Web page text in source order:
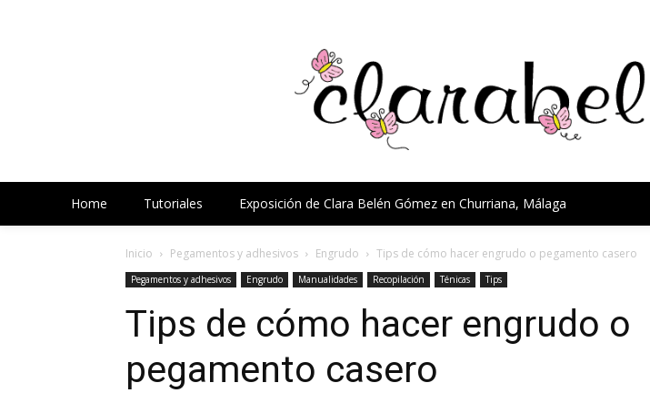
Home Tutoriales Exposición de Clara Belén Gómez en Churriana, Málaga
Inicio Pegamentos y adhesivos Engrudo Tips de cómo hacer engrudo o pegamento casero
Pegamentos y adhesivos Engrudo Manualidades Recopilación Ténicas Tips
Tips de cómo hacer engrudo o
pegamento casero